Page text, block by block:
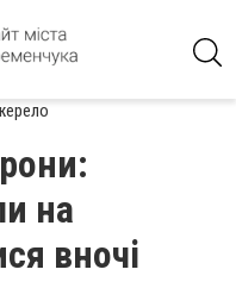
на
вночі